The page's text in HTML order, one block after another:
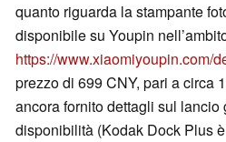
quanto riguarda la stampante
disponibile su Youpin
https://www.xiaomiyoupin.com/
prezzo di 699 CNY, pari a circa
ancora fornito dettagli sul
disponibilità (Kodak Dock Plus